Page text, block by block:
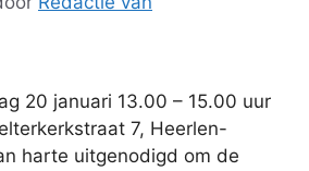
20 januari 13.00 – 15.00 uur
7, Heerlen-
harte uitgenodigd om de